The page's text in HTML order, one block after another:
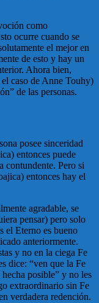
como
ocurre cuando se
el mejor en
de esto y hay un
Ahora bien,
caso de Anne Touhy)
de las personas.
posee sinceridad
entonces puede
contundente. Pero si
entonces hay el
agradable, se
pensar) pero solo
el Eterno es bueno
anteriormente.
y no en la ciega Fe
dice: “ven que la Fe
posible” y no les
extraordinario sin Fe
verdadera redención.